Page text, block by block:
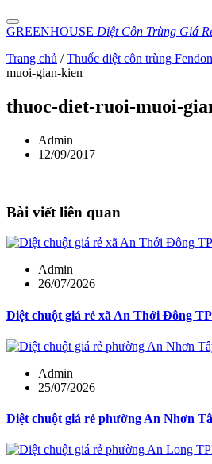
GREENHOUSE Diệt Côn Trùng Giá
Trang chủ /Thuốc diệt côn trùng
muoi-gian-kien
thuoc-diet-ruoi-muoi-
Admin
12/09/2017
Bài viết liên quan
Admin
26/07/2026
Diệt chuột giá rẻ xã An Thới Đông
Admin
25/07/2026
Diệt chuột giá rẻ phường An Nhơn